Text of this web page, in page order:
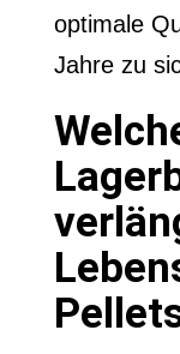
optimale
Jahre zu